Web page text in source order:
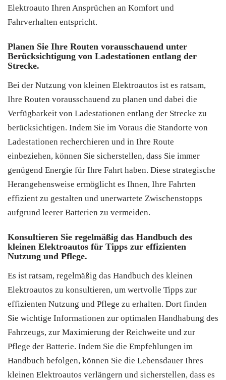
Elektroauto Ihren Ansprüchen an Komfort und
Fahrverhalten entspricht.
Planen Sie Ihre Routen vorausschauend unter
Berücksichtigung von Ladestationen entlang der
Strecke.
Bei der Nutzung von kleinen Elektroautos ist es ratsam,
Ihre Routen vorausschauend zu planen und dabei die
Verfügbarkeit von Ladestationen entlang der Strecke zu
berücksichtigen. Indem Sie im Voraus die Standorte von
Ladestationen recherchieren und in Ihre Route
einbeziehen, können Sie sicherstellen, dass Sie immer
genügend Energie für Ihre Fahrt haben. Diese strategische
Herangehensweise ermöglicht es Ihnen, Ihre Fahrten
effizient zu gestalten und unerwartete Zwischenstopps
aufgrund leerer Batterien zu vermeiden.
Konsultieren Sie regelmäßig das Handbuch des
kleinen Elektroautos für Tipps zur effizienten
Nutzung und Pflege.
Es ist ratsam, regelmäßig das Handbuch des kleinen
Elektroautos zu konsultieren, um wertvolle Tipps zur
effizienten Nutzung und Pflege zu erhalten. Dort finden
Sie wichtige Informationen zur optimalen Handhabung des
Fahrzeugs, zur Maximierung der Reichweite und zur
Pflege der Batterie. Indem Sie die Empfehlungen im
Handbuch befolgen, können Sie die Lebensdauer Ihres
kleinen Elektroautos verlängern und sicherstellen, dass es